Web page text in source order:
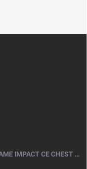
DETSKÝ CHRÁNIČ - FOX YOUTH RACEFRAME IMPACT CE CHEST GUARD